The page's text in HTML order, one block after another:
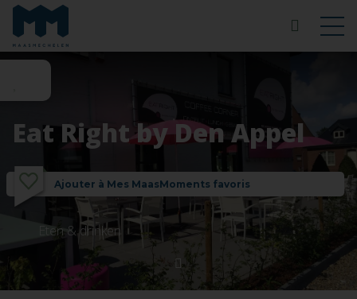
Eat Right by Den Appel
Ajouter à Mes MaasMoments favoris
Eten & drinken